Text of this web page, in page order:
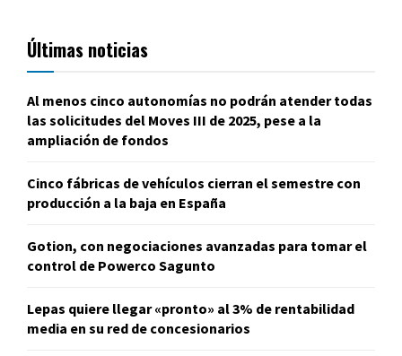
Últimas noticias
Al menos cinco autonomías no podrán atender todas
las solicitudes del Moves III de 2025, pese a la
ampliación de fondos
Cinco fábricas de vehículos cierran el semestre con
producción a la baja en España
Gotion, con negociaciones avanzadas para tomar el
control de Powerco Sagunto
Lepas quiere llegar «pronto» al 3% de rentabilidad
media en su red de concesionarios